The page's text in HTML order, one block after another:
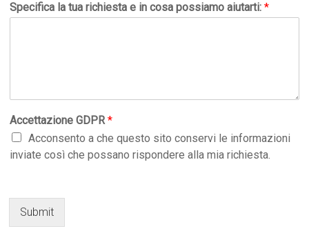
Specifica la tua richiesta e in cosa possiamo aiutarti:*
Accettazione GDPR*
Acconsento a che questo sito conservi le informazioni
inviate così che possano rispondere alla mia richiesta.
Submit